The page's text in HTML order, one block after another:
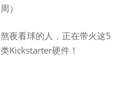
周）
熬夜看球的人，正在带火这5
类Kickstarter硬件！